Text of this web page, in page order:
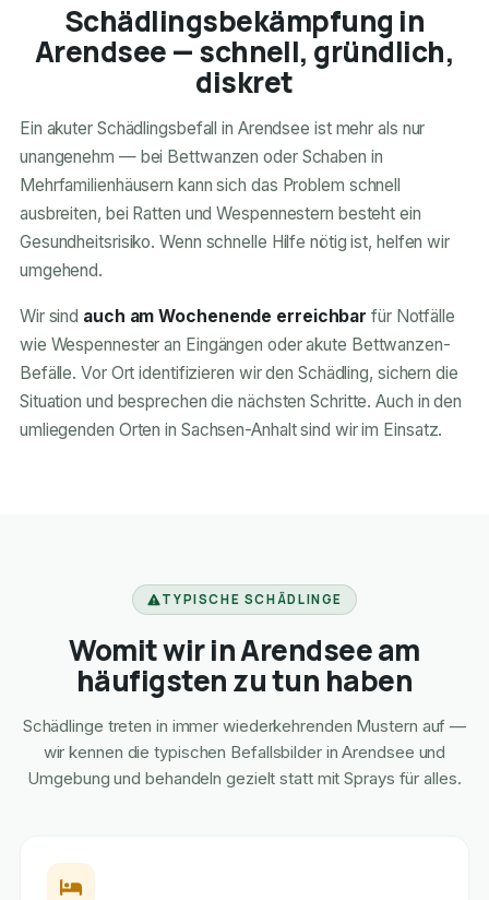
Schädlingsbekämpfung in
Arendsee — schnell, gründlich,
diskret
Ein akuter Schädlingsbefall in Arendsee ist mehr als nur
unangenehm — bei Bettwanzen oder Schaben in
Mehrfamilienhäusern kann sich das Problem schnell
ausbreiten, bei Ratten und Wespennestern besteht ein
Gesundheitsrisiko. Wenn schnelle Hilfe nötig ist, helfen wir
umgehend.
Wir sind auch am Wochenende erreichbar für Notfälle
wie Wespennester an Eingängen oder akute Bettwanzen-
Befälle. Vor Ort identifizieren wir den Schädling, sichern die
Situation und besprechen die nächsten Schritte. Auch in den
umliegenden Orten in Sachsen-Anhalt sind wir im Einsatz.
TYPISCHE SCHÄDLINGE
Womit wir in Arendsee am
häufigsten zu tun haben
Schädlinge treten in immer wiederkehrenden Mustern auf —
wir kennen die typischen Befallsbilder in Arendsee und
Umgebung und behandeln gezielt statt mit Sprays für alles.